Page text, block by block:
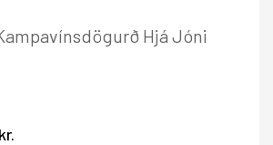
Hjá Jóni